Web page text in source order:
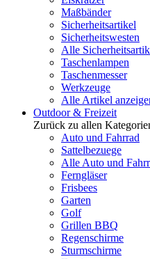
Maßbänder
Sicherheitsartikel
Sicherheitswesten
Alle
Taschenlampen
Taschenmesser
Werkzeuge
Alle Artikel
Outdoor & Freizeit
Zurück zu allen
Auto und Fahrrad
Sattelbezuege
Alle Auto und
Ferngläser
Frisbees
Garten
Golf
Grillen BBQ
Regenschirme
Sturmschirme